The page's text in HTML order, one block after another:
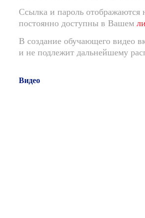
Ссылка и пароль отображаются
постоянно доступны в Вашем
В создание обучающего видео
и не подлежит дальнейшему
Видео